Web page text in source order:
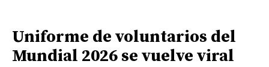
Uniforme de voluntarios del
Mundial 2026 se vuelve viral